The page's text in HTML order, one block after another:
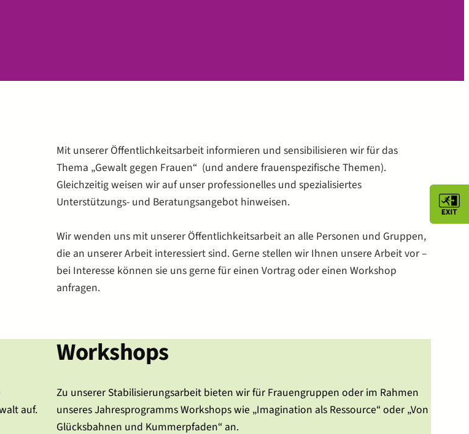
Mit unserer Öffentlichkeitsarbeit informieren und sensibilisieren wir für das
Thema „Gewalt gegen Frauen“ (und andere frauenspezifische Themen).
Gleichzeitig weisen wir auf unser professionelles und spezialisiertes
Unterstützungs- und Beratungsangebot hinweisen.
Wir wenden uns mit unserer Öffentlichkeitsarbeit an alle Personen und Gruppen,
die an unserer Arbeit interessiert sind. Gerne stellen wir Ihnen unsere Arbeit vor –
bei Interesse können sie uns gerne für einen Vortrag oder einen Workshop
anfragen.
auf.
Workshops
Zu unserer Stabilisierungsarbeit bieten wir für Frauengruppen oder im Rahmen
unseres Jahresprogramms Workshops wie „Imagination als Ressource“ oder „Von
Glücksbahnen und Kummerpfaden“ an.